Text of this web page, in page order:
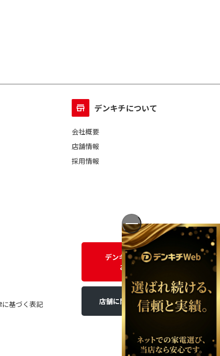
デンキチについて
会社概要
店舗情報
採用情報
基づく表記
デンキチWEBに関する
お問い合わせ
店舗に関するお問い合わせ